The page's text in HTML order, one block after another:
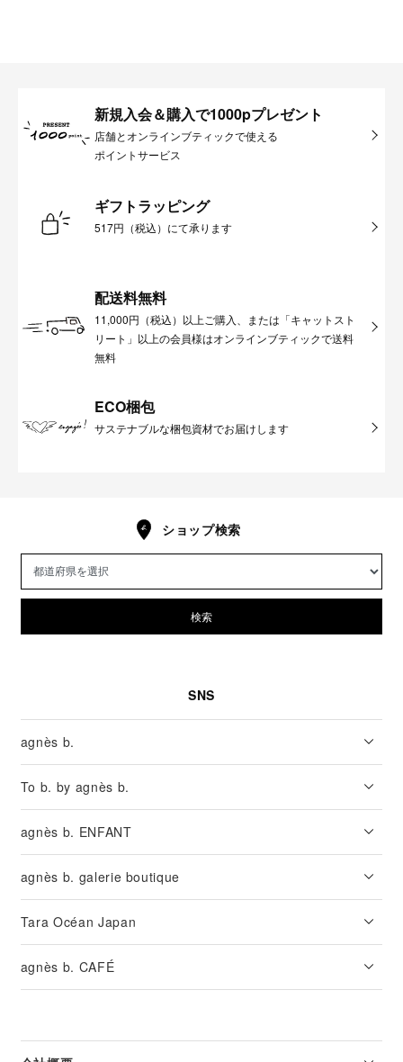
新規入会＆購入で1000pプレゼント
店舗とオンラインブティックで使える
ポイントサービス
ギフトラッピング
517円（税込）にて承ります
配送料無料
11,000円（税込）以上ご購入、または「キャットスト
リート」以上の会員様はオンラインブティックで送料
無料
ECO梱包
サステナブルな梱包資材でお届けします
ショップ検索
検索
SNS
agnès b.
To b. by agnès b.
agnès b. ENFANT
agnès b. galerie boutique
Tara Océan Japan
agnès b. CAFÉ